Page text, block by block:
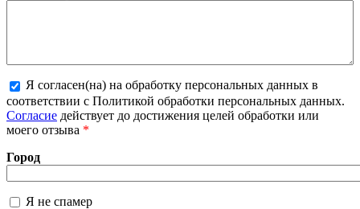
Более подробная информация о текстовых форматах
Я согласен(на) на обработку персональных данных в
соответствии с Политикой обработки персональных данных.
Согласие действует до достижения целей обработки или
моего отзыва *
Город
Я не спамер